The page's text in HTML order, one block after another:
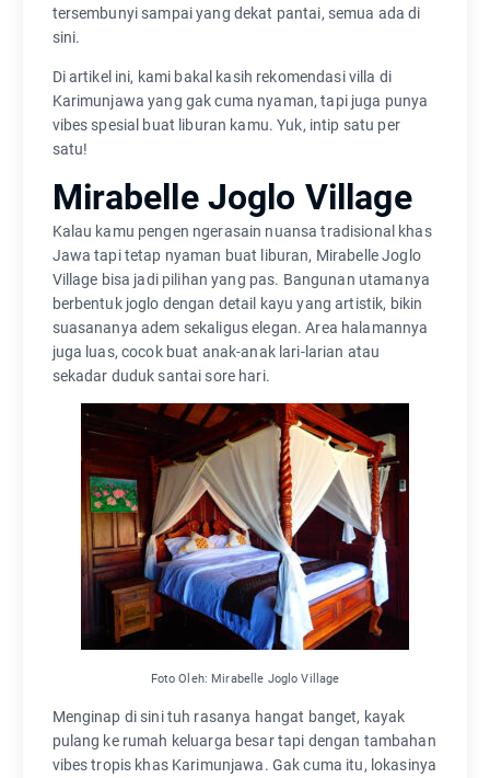
tersembunyi sampai yang dekat pantai, semua ada di
sini.
Di artikel ini, kami bakal kasih rekomendasi villa di
Karimunjawa yang gak cuma nyaman, tapi juga punya
vibes spesial buat liburan kamu. Yuk, intip satu per
satu!
Mirabelle Joglo Village
Kalau kamu pengen ngerasain nuansa tradisional khas
Jawa tapi tetap nyaman buat liburan, Mirabelle Joglo
Village bisa jadi pilihan yang pas. Bangunan utamanya
berbentuk joglo dengan detail kayu yang artistik, bikin
suasananya adem sekaligus elegan. Area halamannya
juga luas, cocok buat anak-anak lari-larian atau
sekadar duduk santai sore hari.
Foto Oleh: Mirabelle Joglo Village
Menginap di sini tuh rasanya hangat banget, kayak
pulang ke rumah keluarga besar tapi dengan tambahan
vibes tropis khas Karimunjawa. Gak cuma itu, lokasinya